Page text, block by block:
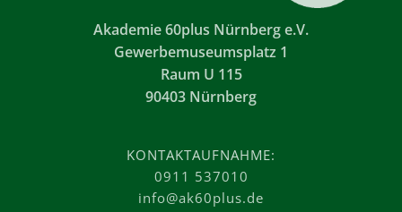
Akademie 60plus Nürnberg e.V.
Gewerbemuseumsplatz 1
Raum U 115
90403 Nürnberg
KONTAKTAUFNAHME:
0911 537010
info@ak60plus.de